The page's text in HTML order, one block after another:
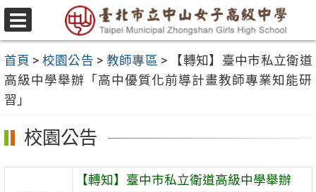
跳
至
要
內
容
區
選
單
首頁 > 校園公告 > 教師專區 >
【轉知】臺中市私立衛道
高級中學舉辦「高中優質化前導計畫教師專業知能研
習」
校園公告
【轉知】臺中市私立衛道高級中學舉辦